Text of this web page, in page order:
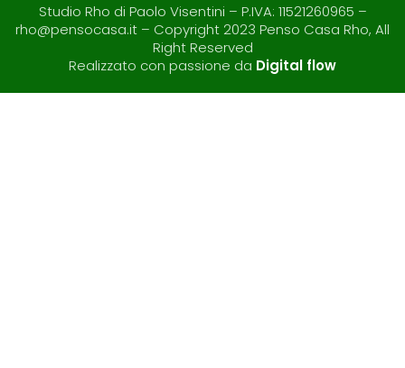
Studio Rho di Paolo Visentini – P.IVA: 11521260965 –
rho@pensocasa.it – Copyright 2023 Penso Casa Rho, All
Right Reserved
Realizzato con passione da Digital flow